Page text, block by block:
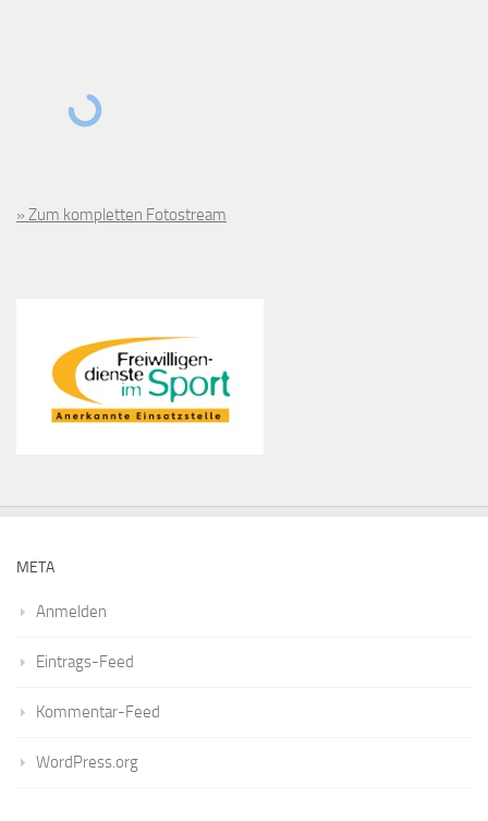
» Zum kompletten Fotostream
META
Anmelden
Eintrags-Feed
Kommentar-Feed
WordPress.org